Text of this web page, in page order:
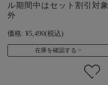
ル期間中はセット割引対象
外
価格: ¥5,490(税込)
在庫を確認する